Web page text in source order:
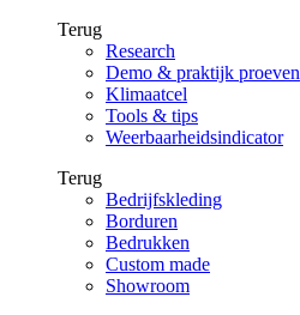
Terug
Research
Demo & praktijk proeven
Klimaatcel
Tools & tips
Weerbaarheidsindicator
Terug
Bedrijfskleding
Borduren
Bedrukken
Custom made
Showroom